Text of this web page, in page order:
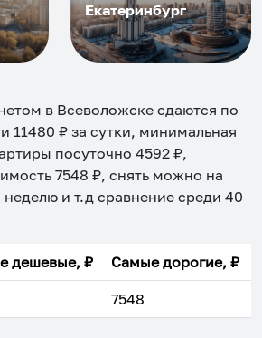
Екатеринбург
в Всеволожске сдаются по
11480 ₽ за сутки, минимальная
посуточно 4592 ₽,
7548 ₽, снять можно на
неделю и т.д сравнение среди 40
дешевые, ₽ Самые дорогие, ₽
7548